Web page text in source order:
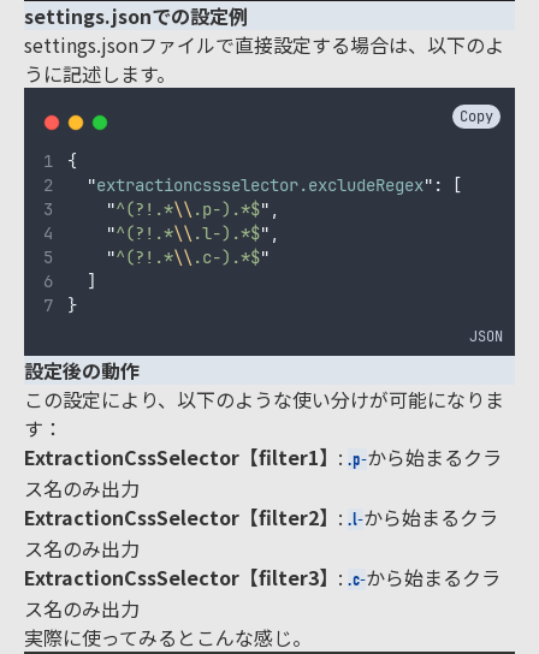
settings.jsonでの設定例
settings.jsonファイルで直接設定する場合は、以下のよ
うに記述します。
Copy
{
"extractioncssselector.excludeRegex" :
[
"^(?!.*\\ .p-).*$" ,
"^(?!.*\\ .l-).*$" ,
"^(?!.*\\ .c-).*$"
]
}
JSON
設定後の動作
この設定により、以下のような使い分けが可能になりま
す：
ExtractionCssSelector【filter1】 : .p-から始まるクラ
ス名のみ出力
ExtractionCssSelector【filter2】 : .l-から始まるクラ
ス名のみ出力
ExtractionCssSelector【filter3】 : .c-から始まるクラ
ス名のみ出力
実際に使ってみるとこんな感じ。